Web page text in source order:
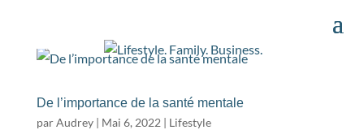
De l’importance de la santé mentale
parAudrey| Mai 6, 2022 | Lifestyle